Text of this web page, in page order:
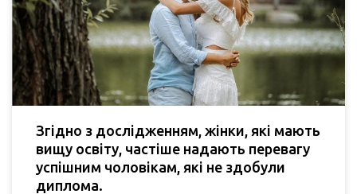
Згідно з дослідженням, жінки, які мають
вищу освіту, частіше надають перевагу
успішним чоловікам, які не здобули
диплома.